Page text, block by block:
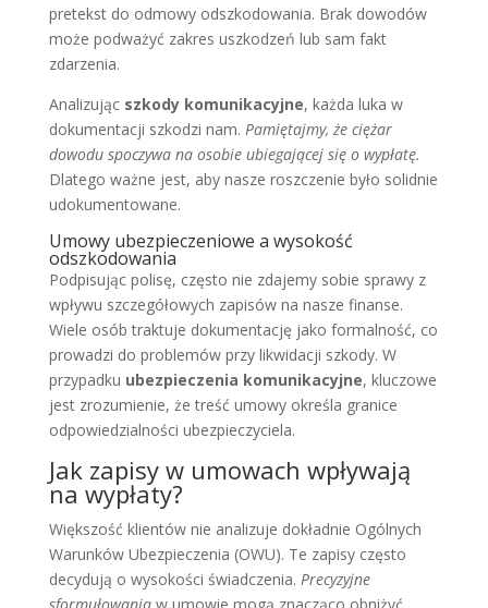
pretekst do odmowy odszkodowania. Brak dowodów
może podważyć zakres uszkodzeń lub sam fakt
zdarzenia.
Analizując szkody komunikacyjne, każda luka w
dokumentacji szkodzi nam. Pamiętajmy, że ciężar
dowodu spoczywa na osobie ubiegającej się o wypłatę.
Dlatego ważne jest, aby nasze roszczenie było solidnie
udokumentowane.
Umowy ubezpieczeniowe a wysokość
odszkodowania
Podpisując polisę, często nie zdajemy sobie sprawy z
wpływu szczegółowych zapisów na nasze finanse.
Wiele osób traktuje dokumentację jako formalność, co
prowadzi do problemów przy likwidacji szkody. W
przypadku ubezpieczenia komunikacyjne, kluczowe
jest zrozumienie, że treść umowy określa granice
odpowiedzialności ubezpieczyciela.
Jak zapisy w umowach wpływają
na wypłaty?
Większość klientów nie analizuje dokładnie Ogólnych
Warunków Ubezpieczenia (OWU). Te zapisy często
decydują o wysokości świadczenia. Precyzyjne